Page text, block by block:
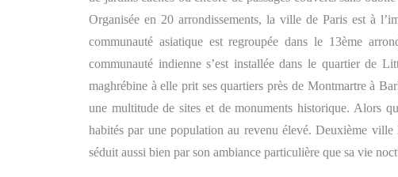
Organisée en 20 arrondissements, la ville de Paris est à
communauté asiatique est regroupée dans le 13ème
communauté indienne s’est installée dans le quartier de
maghrébine à elle prit ses quartiers près de Montmartre à
une multitude de sites et de monuments historique. Alors
habités par une population au revenu élevé. Deuxième
séduit aussi bien par son ambiance particulière que sa vie